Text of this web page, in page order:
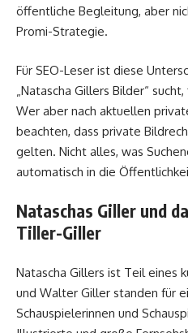
öffentliche Begleitung, aber
Promi-Strategie.
Für SEO-Leser ist diese
„Natascha Gillers Bilder“
Wer aber nach aktuellen
beachten, dass private
gelten. Nicht alles, was
automatisch in die
Nataschas Giller und
Tiller-Giller
Natascha Gillers ist Teil eines
und Walter Giller standen für
Schauspielerinnen und